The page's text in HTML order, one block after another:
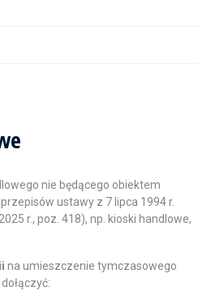
nie będącego obiektem
ustawy z 7 lipca 1994 r.
r., poz. 418), np. kioski handlowe,
na umieszczenie tymczasowego